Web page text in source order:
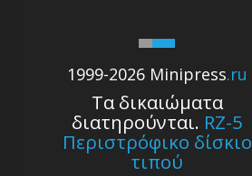
1999-2026 Minipress.ru
Τα δικαιώματα
διατηρούνται. RZ-5
Περιστρόφικο δίσκιο
τιπού